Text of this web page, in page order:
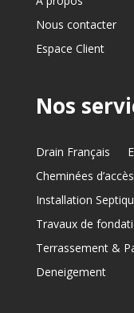
Nous contacter
Espace Client
Nos
Drain Français
Cheminées d’accès
Installation
Travaux de
Terrassement &
Deneigement